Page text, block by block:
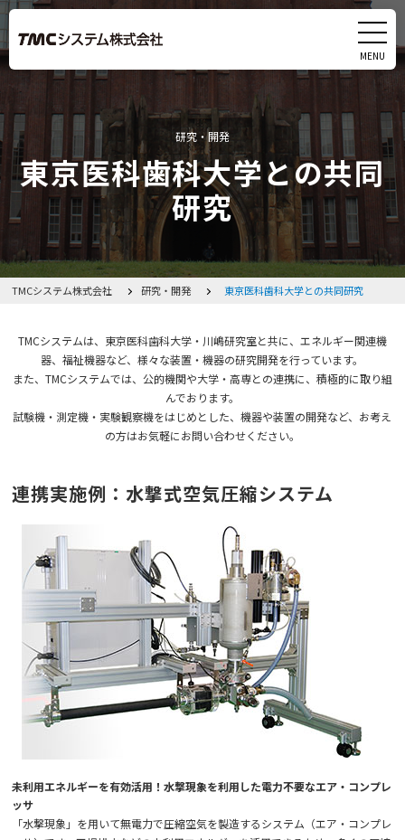
MENU
研究・開発
東京医科歯科大学との共同
研究
CLOSE
サービス
実績
研究・開発
採用情報
イベント・展示会出展情報
技術コラム
お問い合わせ
資料ダウンロード
JP EN ไทย
TMCシステム株式会社 研究・開発 東京医科歯科大学との共同研究
TMCシステムは、東京医科歯科大学・川嶋研究室と共に、エネルギー関連機
器、福祉機器など、様々な装置・機器の研究開発を行っています。
また、TMCシステムでは、公的機関や大学・高専との連携に、積極的に取り組
んでおります。
試験機・測定機・実験観察機をはじめとした、機器や装置の開発など、お考え
の方はお気軽にお問い合わせください。
連携実施例：水撃式空気圧縮システム
未利用エネルギーを有効活用！水撃現象を利用した電力不要なエア・コンプレ
ッサ
「水撃現象」を用いて無電力で圧縮空気を製造するシステム（エア・コンプレ